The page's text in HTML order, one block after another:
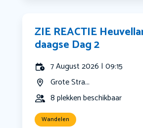
ZIE REACTIE
daagse Dag 2
7 August 2026 | 09:15
Grote Stra...
8 plekken beschikbaar
Wandelen